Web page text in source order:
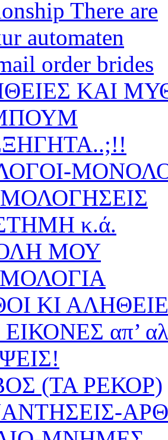
There are
automaten
order brides
ΚΑΙ
κ.ά.
ΜΟΥ
ΚΙ
απ’
(ΤΑ ΡΕΚΟΡ)